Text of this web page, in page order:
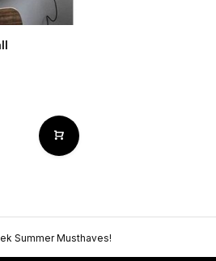
Summer Musthaves!